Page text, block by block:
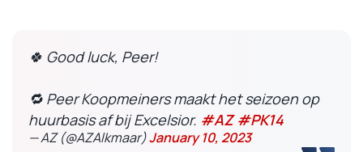
🍀 Good luck, Peer!
🔁 Peer Koopmeiners maakt het seizoen op
huurbasis af bij Excelsior. #AZ #PK14
— AZ (@AZAlkmaar)January 10, 2023